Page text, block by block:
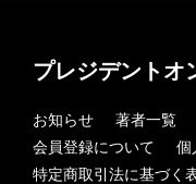
プレジデントオ
お知らせ 著者一覧
会員登録について
個
特定商取引法に基づく